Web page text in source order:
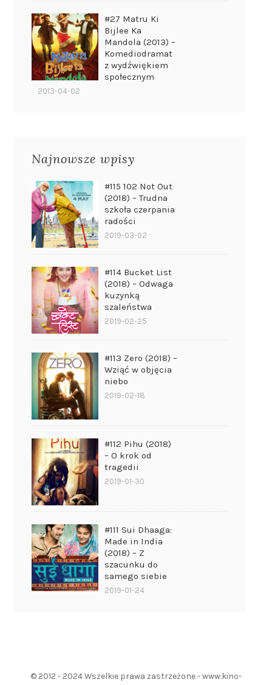
#27 Matru Ki
Bijlee Ka
Mandola (2013) –
Komediodramat
z wydźwiękiem
społecznym
2013-04-02
Najnowsze wpisy
#115 102 Not Out
(2018) – Trudna
szkoła czerpania
radości
2019-03-02
#114 Bucket List
(2018) – Odwaga
kuzynką
szaleństwa
2019-02-25
#113 Zero (2018) –
Wziąć w objęcia
niebo
2019-02-18
#112 Pihu (2018)
– O krok od
tragedii
2019-01-30
#111 Sui Dhaaga:
Made in India
(2018) – Z
szacunku do
samego siebie
2019-01-24
© 2012 - 2024 Wszelkie prawa zastrzeżone - www.kino-